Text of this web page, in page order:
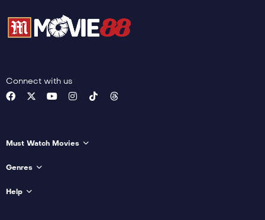
Connect with us
Must Watch Movies
Genres
Help